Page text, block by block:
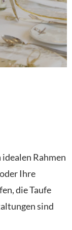
Rahmen
Ihre
die Taufe
sind